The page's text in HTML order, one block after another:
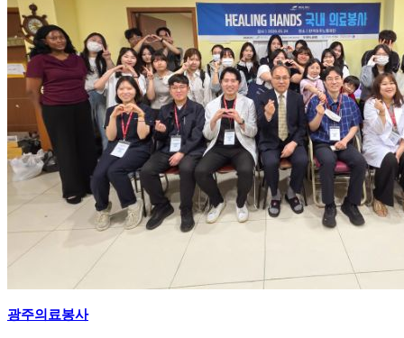
광주의료봉사